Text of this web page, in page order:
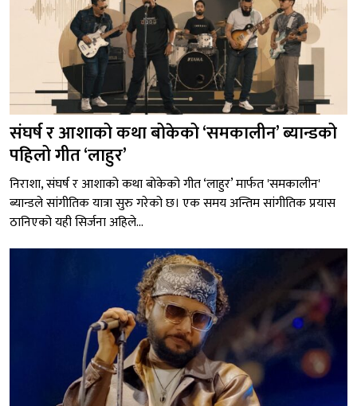
संघर्ष र आशाको कथा बोकेको ‘समकालीन’ ब्यान्डको
पहिलो गीत ‘लाहुर’
निराशा, संघर्ष र आशाको कथा बोकेको गीत ‘लाहुर’ मार्फत 'समकालीन'
ब्यान्डले सांगीतिक यात्रा सुरु गरेको छ। एक समय अन्तिम सांगीतिक प्रयास
ठानिएको यही सिर्जना अहिले...